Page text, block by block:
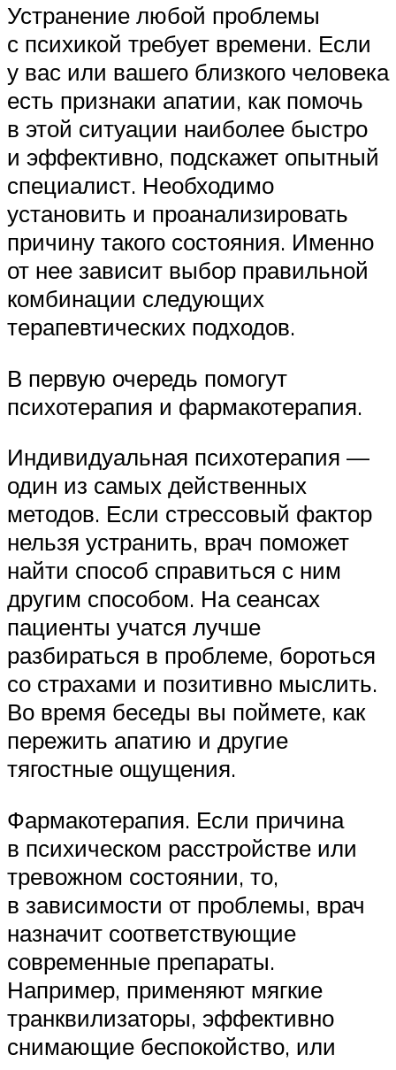
Устранение любой проблемы
с психикой требует времени. Если
у вас или вашего близкого человека
есть признаки апатии, как помочь
в этой ситуации наиболее быстро
и эффективно, подскажет опытный
специалист. Необходимо
установить и проанализировать
причину такого состояния. Именно
от нее зависит выбор правильной
комбинации следующих
терапевтических подходов.
В первую очередь помогут
психотерапия и фармакотерапия.
Индивидуальная психотерапия —
один из самых действенных
методов. Если стрессовый фактор
нельзя устранить, врач поможет
найти способ справиться с ним
другим способом. На сеансах
пациенты учатся лучше
разбираться в проблеме, бороться
со страхами и позитивно мыслить.
Во время беседы вы поймете, как
пережить апатию и другие
тягостные ощущения.
Фармакотерапия. Если причина
в психическом расстройстве или
тревожном состоянии, то,
в зависимости от проблемы, врач
назначит соответствующие
современные препараты.
Например, применяют мягкие
транквилизаторы, эффективно
снимающие беспокойство, или